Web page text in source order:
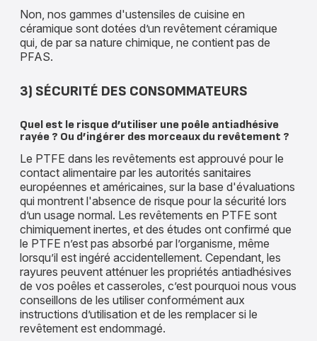
Non, nos gammes d'ustensiles de cuisine en
céramique sont dotées d’un revêtement céramique
qui, de par sa nature chimique, ne contient pas de
PFAS.
3) SÉCURITÉ DES CONSOMMATEURS
Quel est le risque d’utiliser une poêle antiadhésive
rayée ? Ou d’ingérer des morceaux du revêtement ?
Le PTFE dans les revêtements est approuvé pour le
contact alimentaire par les autorités sanitaires
européennes et américaines, sur la base d'évaluations
qui montrent l'absence de risque pour la sécurité lors
d’un usage normal. Les revêtements en PTFE sont
chimiquement inertes, et des études ont confirmé que
le PTFE n’est pas absorbé par l’organisme, même
lorsqu’il est ingéré accidentellement. Cependant, les
rayures peuvent atténuer les propriétés antiadhésives
de vos poêles et casseroles, c’est pourquoi nous vous
conseillons de les utiliser conformément aux
instructions d’utilisation et de les remplacer si le
revêtement est endommagé.